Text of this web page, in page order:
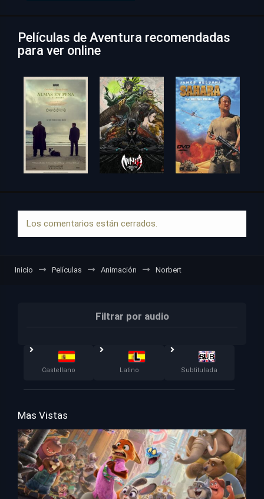
Películas de Aventura recomendadas
para ver online
Los comentarios están cerrados.
Inicio Películas Animación Norbert
Filtrar por audio
Castellano Latino Subtitulada
Mas Vistas